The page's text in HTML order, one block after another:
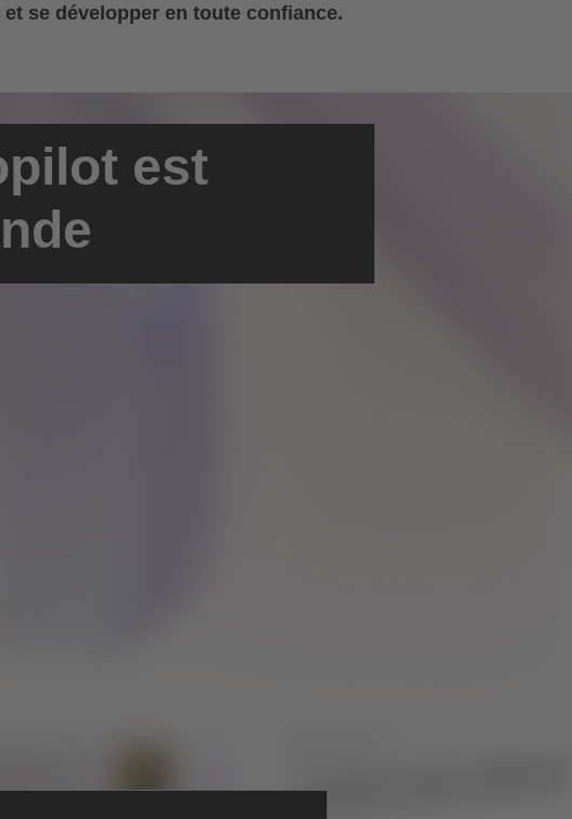
se développer en toute confiance.
est